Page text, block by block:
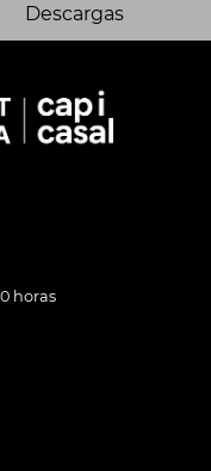
Descargas
horas